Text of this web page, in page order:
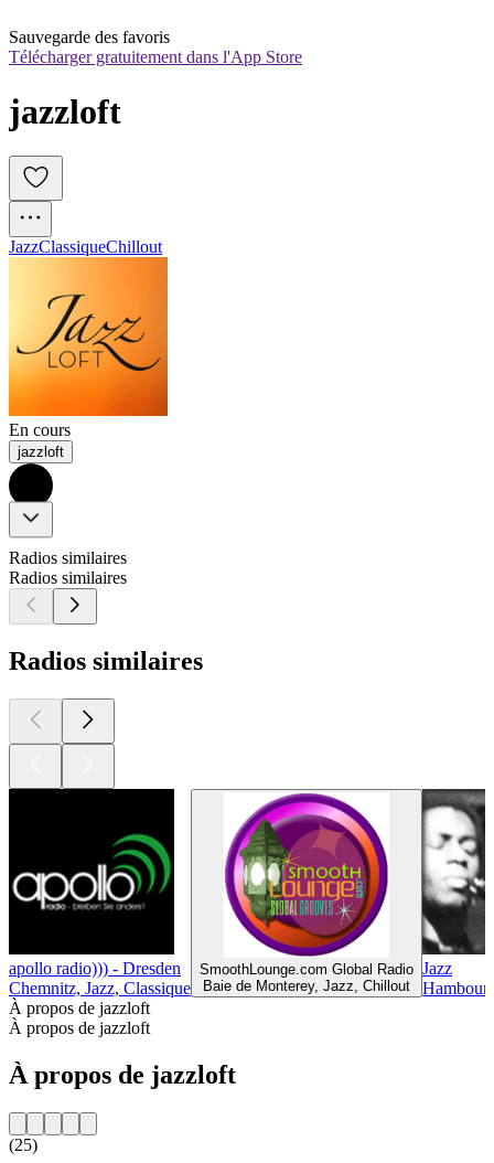
Sauvegarde des favoris
Télécharger gratuitement dans l'App Store
jazzloft
JazzClassiqueChillout
En cours
jazzloft
Radios similaires
Radios similaires
Radios similaires
apollo radio))) - Dresden
Chemnitz, Jazz, Classique
SmoothLounge.com Global Radio
Baie de Monterey, Jazz, Chillout
Jazz
À propos de jazzloft
À propos de jazzloft
À propos de jazzloft
(25)